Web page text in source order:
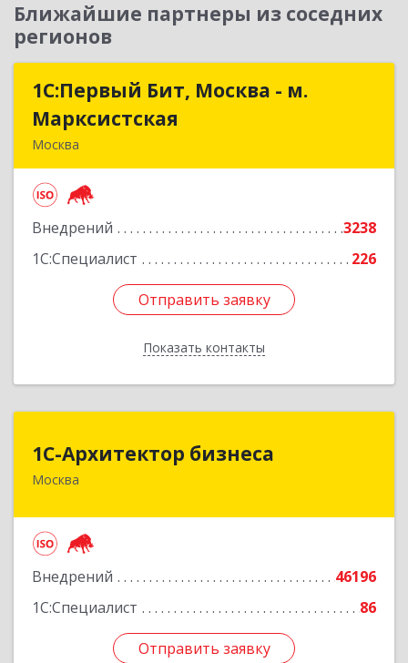
Ближайшие партнеры из соседних
регионов
1С:Первый Бит, Москва - м.
Марксистская
Москва
Внедрений
3238
1С:Специалист
226
Отправить заявку
Показать контакты
1С:Первый Бит, Москва - м.
Подробнее
Отправить заявку
Назад
1С-Архитектор бизнеса
Москва
Внедрений
46196
1С:Специалист
86
Отправить заявку
1С-Архитектор бизнеса
115114, Москва г, Кожевнический 2-й пер, дом
Отправить заявку